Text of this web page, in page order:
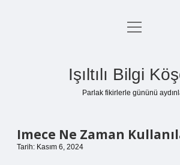
Anasayfa
Yasal Uyarı
menüyü
Işıltılı Bilgi
Parlak fikirlerle gününü
Imece Ne Zaman
Tarih: Kasım 6, 2024